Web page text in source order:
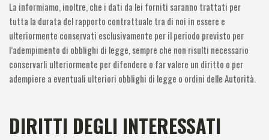
La informiamo, inoltre, che i dati da lei forniti saranno trattati per
tutta la durata del rapporto contrattuale tra di noi in essere e
ulteriormente conservati esclusivamente per il periodo previsto per
l’adempimento di obblighi di legge, sempre che non risulti necessario
conservarli ulteriormente per difendere o far valere un diritto o per
adempiere a eventuali ulteriori obblighi di legge o ordini delle Autorità.
DIRITTI DEGLI INTERESSATI